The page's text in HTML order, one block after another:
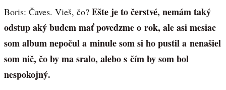
Boris: Čaves. Vieš, čo? Ešte je to čerstvé, nemám taký
odstup aký budem mať povedzme o rok, ale asi mesiac
som album nepočul a minule som si ho pustil a nenašiel
som nič, čo by ma sralo, alebo s čím by som bol
nespokojný.